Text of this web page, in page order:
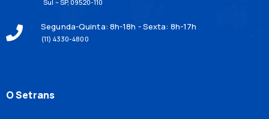
Sul – SP, 09520-110
Segunda-Quinta: 8h-18h - Sexta: 8h-17h
(11) 4330-4800
O Setrans